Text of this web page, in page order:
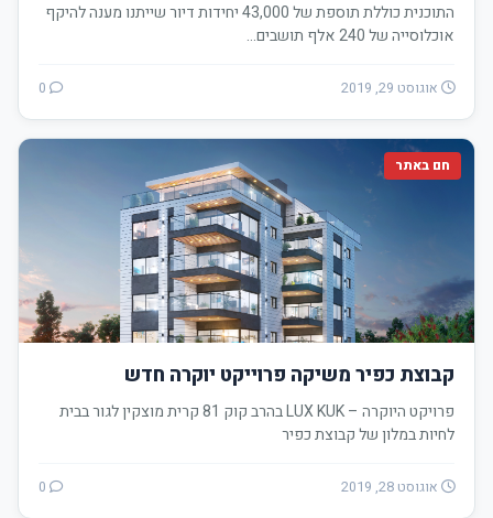
התוכנית כוללת תוספת של 43,000 יחידות דיור שייתנו מענה להיקף
אוכלוסייה של 240 אלף תושבים…
אוגוסט 29, 2019
חם באתר
קבוצת כפיר משיקה פרוייקט יוקרה חדש
פרויקט היוקרה – LUX KUK בהרב קוק 81 קרית מוצקין לגור בבית
לחיות במלון של קבוצת כפיר
אוגוסט 28, 2019